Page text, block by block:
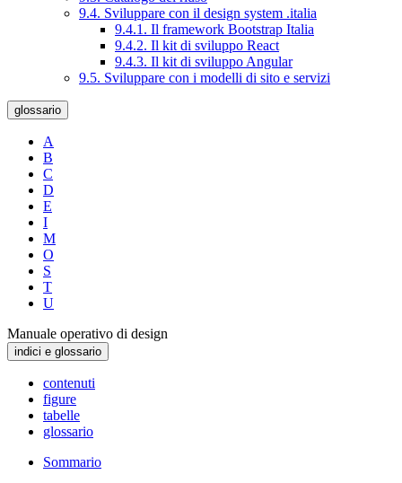
9.4. Sviluppare con il design system .italia
9.4.1. Il framework Bootstrap Italia
9.4.2. Il kit di sviluppo React
9.4.3. Il kit di sviluppo Angular
9.5. Sviluppare con i modelli di sito e servizi
glossario
A
B
C
D
E
I
M
O
S
T
U
Manuale operativo di design
indici e glossario
contenuti
figure
tabelle
glossario
Sommario